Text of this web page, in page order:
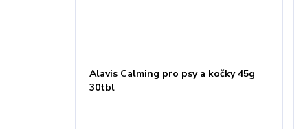
Alavis Calming pro psy a kočky 45g
30tbl